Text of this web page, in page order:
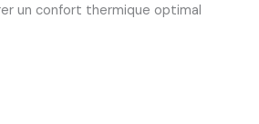
un confort thermique optimal